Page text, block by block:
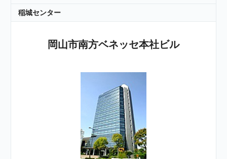
稲城センター
岡山市南方ベネッセ本社ビル